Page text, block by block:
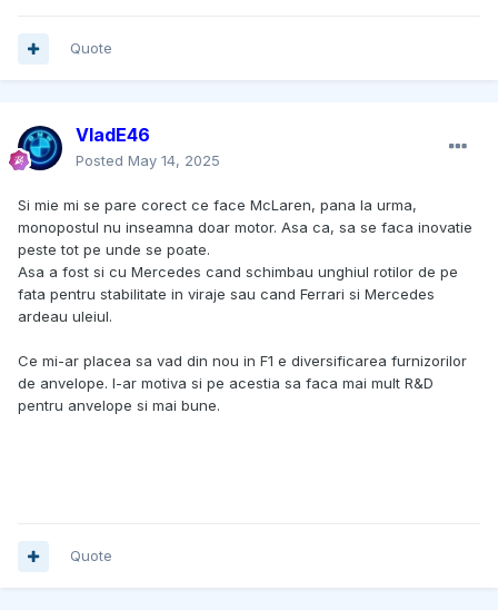
Quote
VladE46
Posted May 14, 2025
Si mie mi se pare corect ce face McLaren, pana la urma,
monopostul nu inseamna doar motor. Asa ca, sa se faca inovatie
peste tot pe unde se poate.
Asa a fost si cu Mercedes cand schimbau unghiul rotilor de pe
fata pentru stabilitate in viraje sau cand Ferrari si Mercedes
ardeau uleiul.
Ce mi-ar placea sa vad din nou in F1 e diversificarea furnizorilor
de anvelope. I-ar motiva si pe acestia sa faca mai mult R&D
pentru anvelope si mai bune.
Quote